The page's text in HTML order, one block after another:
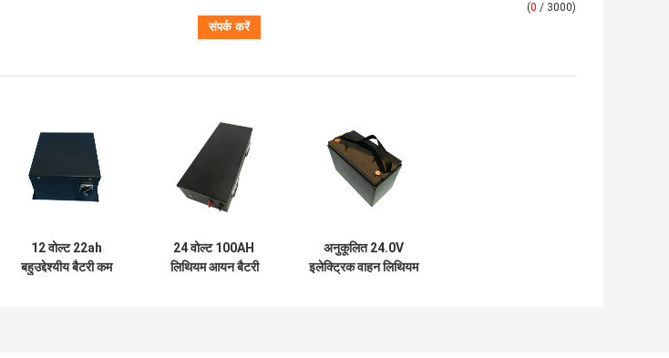
(0 / 3000)
12 वोल्ट 22ah
बहुउद्देश्यीय बैटरी कम
24 वोल्ट 100AH ​​
लिथियम आयन बैटरी
अनुकूलित 24.0V
इलेक्ट्रिक वाहन लिथियम